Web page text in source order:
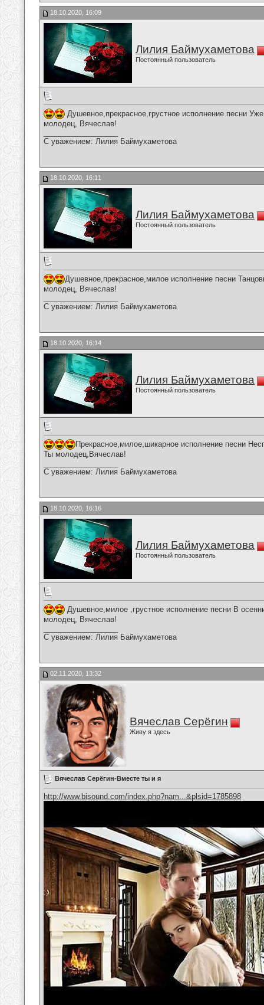
18.10.2020, 16:09
Лилия Баймухаметова
Постоянный пользователь
Душевное,прекрасное,грустное исполнение песни
молодец, Вячеслав!
С уважением: Лилия Баймухаметова
18.10.2020, 16:11
Лилия Баймухаметова
Постоянный пользователь
Душевное,прекрасное,милое исполнение песни
молодец, Вячеслав!
С уважением: Лилия Баймухаметова
18.10.2020, 16:14
Лилия Баймухаметова
Постоянный пользователь
Прекрасное,милое,шикарное исполнение песни
Ты молодец,Вячеслав!
С уважением: Лилия Баймухаметова
18.10.2020, 16:16
Лилия Баймухаметова
Постоянный пользователь
Душевное,милое ,грустное исполнение песни В
молодец, Вячеслав!
С уважением: Лилия Баймухаметова
02.11.2020, 13:32
Вячеслав Серёгин
Живу я здесь
Вячеслав Серёгин-Вместе ты и я
http://www.bisound.com/index.php?nam...&plsid=1785898